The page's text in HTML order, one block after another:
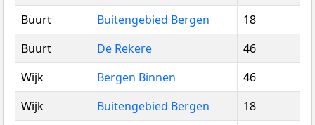
Buurt
Buitengebied Bergen
18
Buurt
De Rekere
46
Wijk
Bergen Binnen
46
Wijk
Buitengebied Bergen
18